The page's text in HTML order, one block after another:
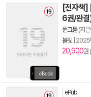
[전자책]
6권/완
푼크툼(지은
블릿 2025
20,900원
ePub